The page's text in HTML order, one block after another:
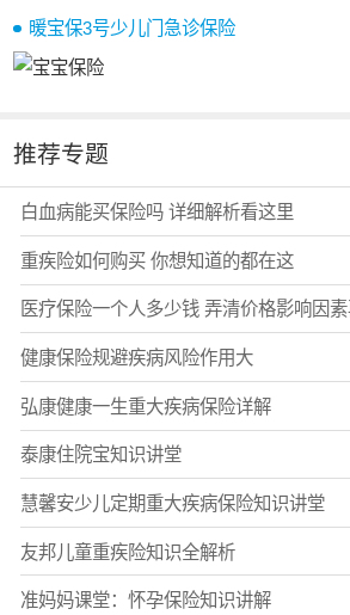
暖宝保3号少儿门急诊保险
推荐专题
白血病能买保险吗 详细解析看这里
重疾险如何购买 你想知道的都在这
医疗保险一个人多少钱 弄清价格影响因
健康保险规避疾病风险作用大
弘康健康一生重大疾病保险详解
泰康住院宝知识讲堂
慧馨安少儿定期重大疾病保险知识讲堂
友邦儿童重疾险知识全解析
准妈妈课堂：怀孕保险知识讲解